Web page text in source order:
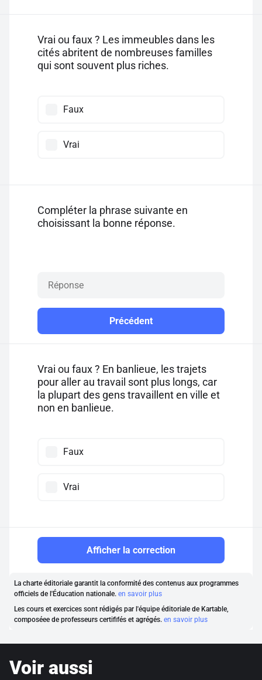
Vrai ou faux ? Les immeubles dans les
cités abritent de nombreuses familles
qui sont souvent plus riches.
Faux
Vrai
Compléter la phrase suivante en
choisissant la bonne réponse.
Précédent
Vrai ou faux ? En banlieue, les trajets
pour aller au travail sont plus longs, car
la plupart des gens travaillent en ville et
non en banlieue.
Faux
Vrai
Afficher la correction
La charte éditoriale garantit la conformité des contenus aux programmes
officiels de l'Éducation nationale. en savoir plus
Les cours et exercices sont rédigés par l'équipe éditoriale de Kartable,
composéee de professeurs certififés et agrégés. en savoir plus
Voir aussi